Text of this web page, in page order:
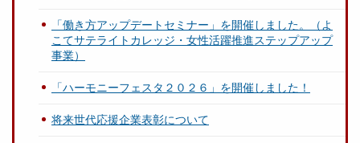
「働き方アップデートセミナー」を開催しました。（よ
こてサテライトカレッジ・女性活躍推進ステップアップ
事業）
「ハーモニーフェスタ２０２６」を開催しました！
将来世代応援企業表彰について